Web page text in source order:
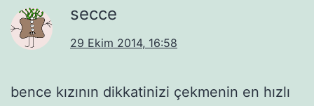
secce
29 Ekim 2014, 16:58
bence kızının dikkatinizi çekmenin en hızlı